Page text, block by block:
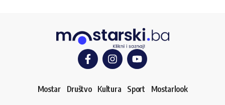
Mostar Društvo Kultura Sport Mostarlook